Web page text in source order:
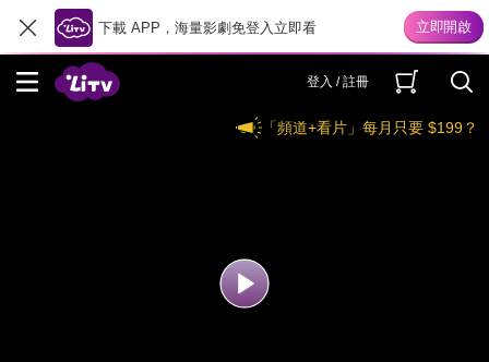
下載 APP，海量影劇免登入立即看
登入 / 註冊
「頻道+看片」每月只要 $199？